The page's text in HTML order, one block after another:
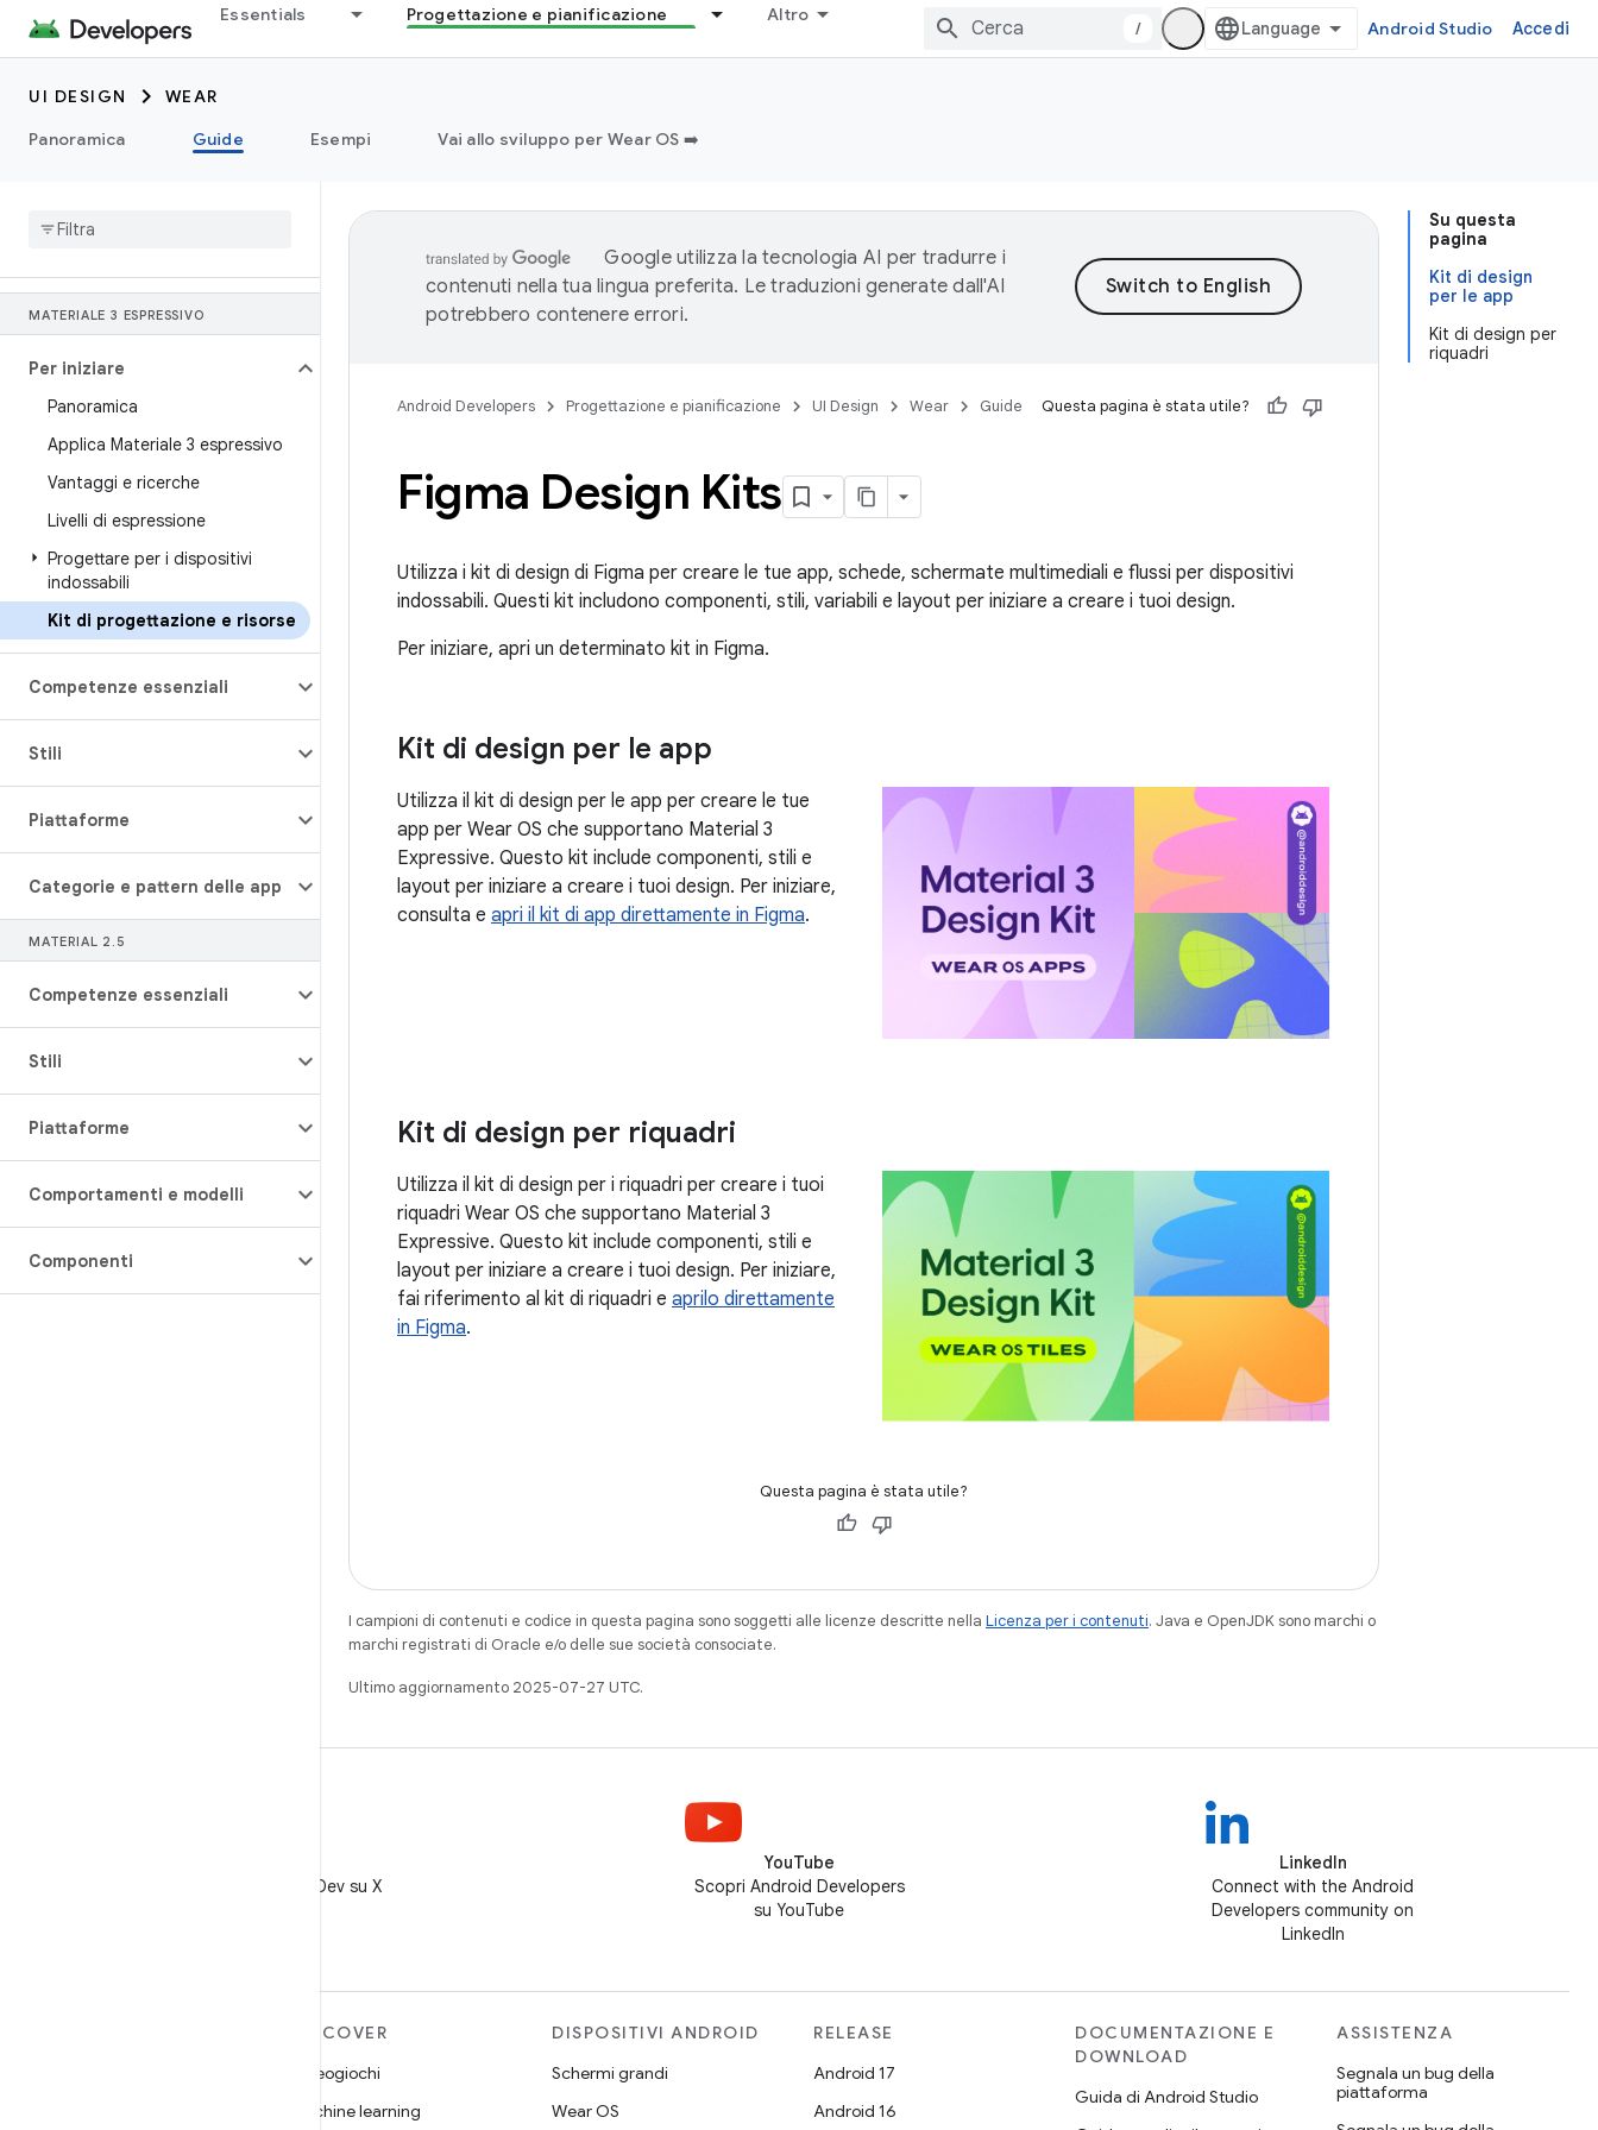
Essentials Progettazione e pianificazione Altro
/ Android Studio Accedi
UI DESIGN
WEAR
Panoramica
Guide Esempi Vai allo sviluppo per Wear OS ➡️
MATERIALE 3 ESPRESSIVO
Per iniziare
Panoramica
Applica Materiale 3 espressivo
Vantaggi e ricerche
Livelli di espressione
Progettare per i dispositivi
indossabili
Kit di progettazione e risorse
Competenze essenziali
Stili
Piattaforme
Categorie e pattern delle app
MATERIAL 2 . 5
Competenze essenziali
Stili
Piattaforme
Comportamenti e modelli
Componenti
Su questa
pagina
Kit di design
per le app
Kit di design per
riquadri
Google utilizza la tecnologia AI per tradurre i
contenuti nella tua lingua preferita. Le traduzioni generate dall'AI
potrebbero contenere errori.
Android Developers Progettazione e pianificazione UI Design Wear Guide Questa pagina è stata utile?
Figma Design Kits
Utilizza i kit di design di Figma per creare le tue app, schede, schermate multimediali e flussi per dispositivi
indossabili. Questi kit includono componenti, stili, variabili e layout per iniziare a creare i tuoi design.
Per iniziare, apri un determinato kit in Figma.
Kit di design per le app
Utilizza il kit di design per le app per creare le tue
app per Wear OS che supportano Material 3
Expressive. Questo kit include componenti, stili e
layout per iniziare a creare i tuoi design. Per iniziare,
consulta e apri il kit di app direttamente in Figma.
Kit di design per riquadri
Utilizza il kit di design per i riquadri per creare i tuoi
riquadri Wear OS che supportano Material 3
Expressive. Questo kit include componenti, stili e
layout per iniziare a creare i tuoi design. Per iniziare,
fai riferimento al kit di riquadri e aprilo direttamente
in Figma.
Questa pagina è stata utile?
I campioni di contenuti e codice in questa pagina sono soggetti alle licenze descritte nella Licenza per i contenuti. Java e OpenJDK sono marchi o
marchi registrati di Oracle e/o delle sue società consociate.
Ultimo aggiornamento 2025-07-27 UTC.
Segui @AndroidDev su X
YouTube
Scopri Android Developers
su YouTube
LinkedIn
Connect with the Android
Developers community on
LinkedIn
DISCOVER
Videogiochi
Machine learning
DISPOSITIVI ANDROID
Schermi grandi
Wear OS
RELEASE
Android 17
Android 16
DOCUMENTAZIONE E
DOWNLOAD
Guida di Android Studio
ASSISTENZA
Segnala un bug della
piattaforma